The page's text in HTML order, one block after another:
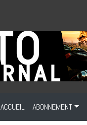
ACCUEIL ABONNEMENT